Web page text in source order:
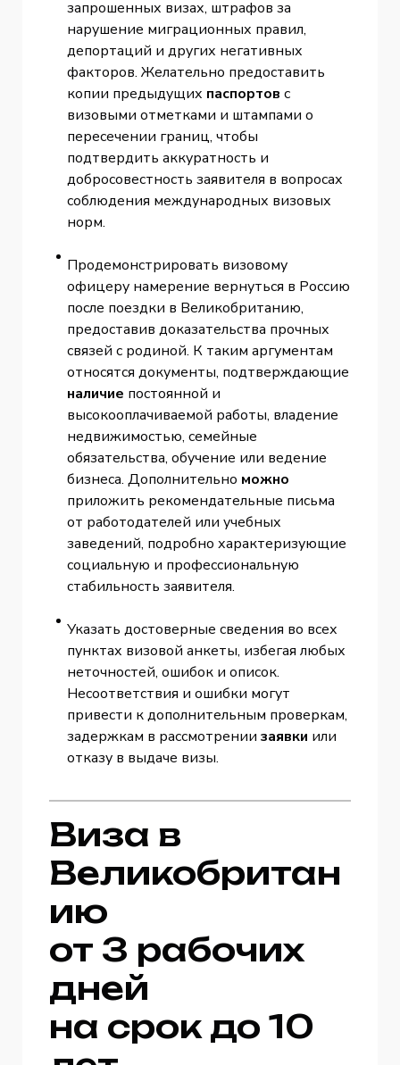
запрошенных визах, штрафов за
нарушение миграционных правил,
депортаций и других негативных
факторов. Желательно предоставить
копии предыдущих паспортов с
визовыми отметками и штампами о
пересечении границ, чтобы
подтвердить аккуратность и
добросовестность заявителя в вопросах
соблюдения международных визовых
норм.
Продемонстрировать визовому
офицеру намерение вернуться в Россию
после поездки в Великобританию,
предоставив доказательства прочных
связей с родиной. К таким аргументам
относятся документы, подтверждающие
наличие постоянной и
высокооплачиваемой работы, владение
недвижимостью, семейные
обязательства, обучение или ведение
бизнеса. Дополнительно можно
приложить рекомендательные письма
от работодателей или учебных
заведений, подробно характеризующие
социальную и профессиональную
стабильность заявителя.
Указать достоверные сведения во всех
пунктах визовой анкеты, избегая любых
неточностей, ошибок и описок.
Несоответствия и ошибки могут
привести к дополнительным проверкам,
задержкам в рассмотрении заявки или
отказу в выдаче визы.
Виза в
Великобритан
ию
от 3 рабочих
дней
на срок до 10